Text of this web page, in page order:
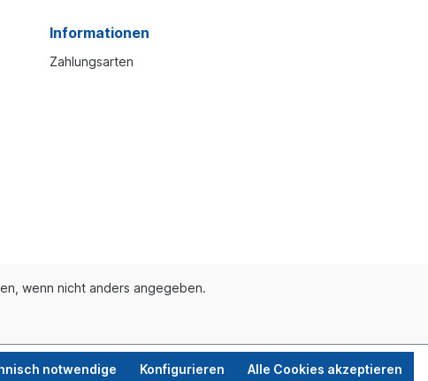
Informationen
Zahlungsarten
wenn nicht anders angegeben.
notwendige Konfigurieren Alle Cookies akzeptieren